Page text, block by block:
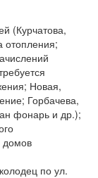
(Курчатова,
отопления;
Новая,
Горбачева,
фонарь и др.);
домов
по ул.